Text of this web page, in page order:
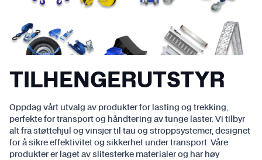
TILHENGERUTSTYR
Oppdag vårt utvalg av produkter for lasting og trekking,
perfekte for transport og håndtering av tunge laster. Vi tilbyr
alt fra støttehjul og vinsjer til tau og stroppsystemer, designet
for å sikre effektivitet og sikkerhet under transport. Våre
produkter er laget av slitesterke materialer og har høy